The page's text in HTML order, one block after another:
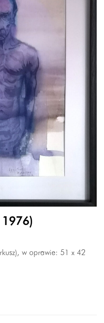
1976)
w oprawie: 51 x 42